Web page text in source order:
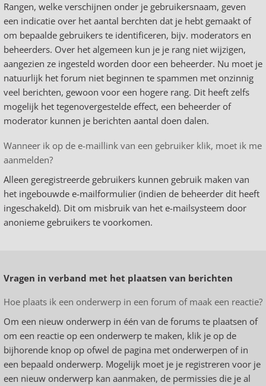
Rangen, welke verschijnen onder je gebruikersnaam, geven
een indicatie over het aantal berchten dat je hebt gemaakt of
om bepaalde gebruikers te identificeren, bijv. moderators en
beheerders. Over het algemeen kun je je rang niet wijzigen,
aangezien ze ingesteld worden door een beheerder. Nu moet je
natuurlijk het forum niet beginnen te spammen met onzinnig
veel berichten, gewoon voor een hogere rang. Dit heeft zelfs
mogelijk het tegenovergestelde effect, een beheerder of
moderator kunnen je berichten aantal doen dalen.
Wanneer ik op de e-maillink van een gebruiker klik, moet ik me
aanmelden?
Alleen geregistreerde gebruikers kunnen gebruik maken van
het ingebouwde e-mailformulier (indien de beheerder dit heeft
ingeschakeld). Dit om misbruik van het e-mailsysteem door
anonieme gebruikers te voorkomen.
Vragen in verband met het plaatsen van berichten
Hoe plaats ik een onderwerp in een forum of maak een reactie?
Om een nieuw onderwerp in één van de forums te plaatsen of
om een reactie op een onderwerp te maken, klik je op de
bijhorende knop op ofwel de pagina met onderwerpen of in
een bepaald onderwerp. Mogelijk moet je je registreren voor je
een nieuw onderwerp kan aanmaken, de permissies die je al